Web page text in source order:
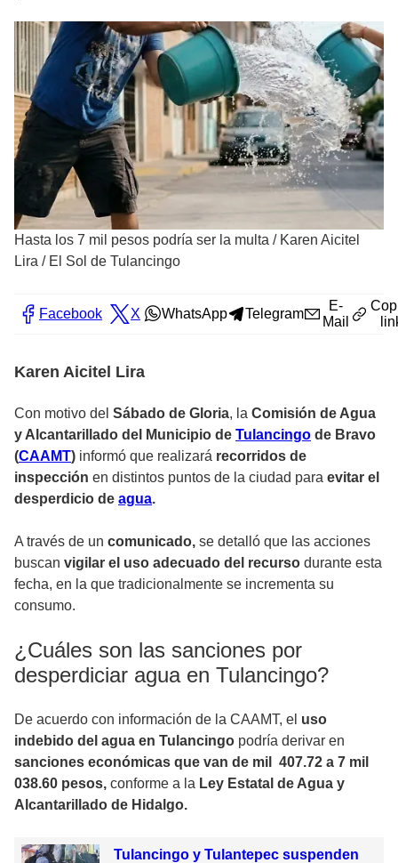
Hasta los 7 mil pesos podría ser la multa / Karen Aicitel
Lira / El Sol de Tulancingo
Facebook X WhatsApp Telegram
E-
Mail
Karen Aicitel Lira
Con motivo del Sábado de Gloria, la Comisión de Agua
y Alcantarillado del Municipio de Tulancingo de Bravo
(CAAMT) informó que realizará recorridos de
inspección en distintos puntos de la ciudad para evitar el
desperdicio de agua.
A través de un comunicado, se detalló que las acciones
buscan vigilar el uso adecuado del recurso durante esta
fecha, en la que tradicionalmente se incrementa su
consumo.
¿Cuáles son las sanciones por
desperdiciar agua en Tulancingo?
De acuerdo con información de la CAAMT, el uso
indebido del agua en Tulancingo podría derivar en
sanciones económicas que van de mil 407.72 a 7 mil
038.60 pesos, conforme a la Ley Estatal de Agua y
Alcantarillado de Hidalgo.
Tulancingo y Tulantepec suspenden